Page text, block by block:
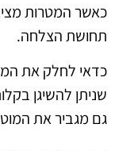
כאשר המטרות
תחושת הצלחה.
כדאי לחלק את
שניתן להשיגן
גם מגביר את